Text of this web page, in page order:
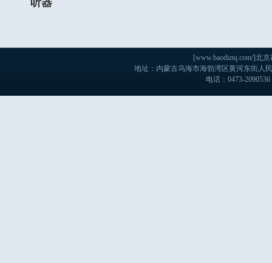
听器
[www.baodiztq.com/]北
地址：内蒙古乌海市海勃湾区黄河东街人
电话：0473-